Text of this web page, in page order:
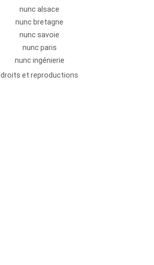
nunc alsace
nunc bretagne
nunc savoie
nunc paris
nunc ingénierie
droits et reproductions